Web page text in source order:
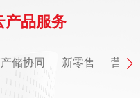
产品服务
储协同 新零售 营销